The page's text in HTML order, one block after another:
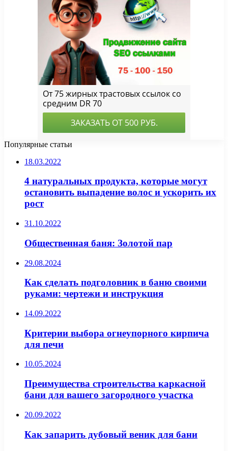
Популярные статьи
18.03.2022
4 натуральных продукта, которые могут
остановить выпадение волос и ускорить их
рост
31.10.2022
Общественная баня: Золотой пар
29.08.2024
Как сделать подголовник в баню своими
руками: чертежи и инструкция
14.09.2022
Критерии выбора огнеупорного кирпича
для печи
10.05.2024
Преимущества строительства каркасной
бани для вашего загородного участка
20.09.2022
Как запарить дубовый веник для бани